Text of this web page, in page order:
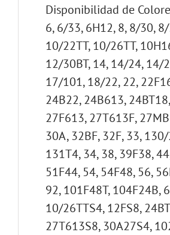
Disponibilidad de
6, 6/33, 6H12, 8, 8/30,
10/22TT, 10/26TT,
12/30BT, 14, 14/24, 14/
17/101, 18/22, 22,
24B22, 24B613,
27F613, 27T613F,
30A, 32BF, 32F, 33,
131T4, 34, 38, 39F38,
51F44, 54, 54F48, 56,
92, 101F48T, 104F24B,
10/26TTS4, 12FS8,
27T613S8, 30A27S4,